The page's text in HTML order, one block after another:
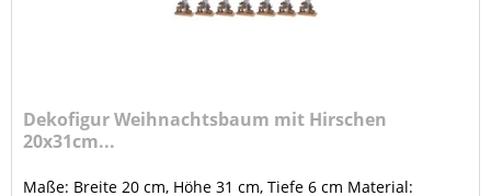
Dekofigur Weihnachtsbaum mit Hirschen
20x31cm...
Maße: Breite 20 cm, Höhe 31 cm, Tiefe 6 cm Material: